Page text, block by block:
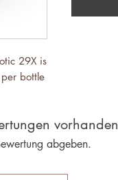
29X is
bottle
gut
vorhanden
abgeben.